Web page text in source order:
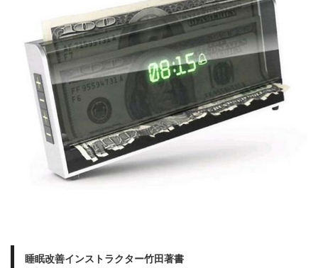
睡眠改善インストラクター竹田著書